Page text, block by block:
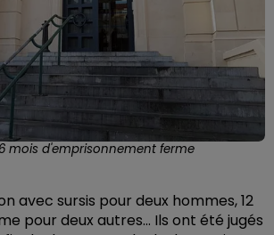
mois d'emprisonnement ferme
avec sursis pour deux hommes, 12
pour deux autres… Ils ont été jugés